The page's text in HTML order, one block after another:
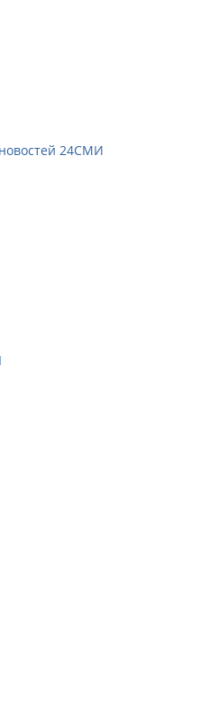
24СМИ